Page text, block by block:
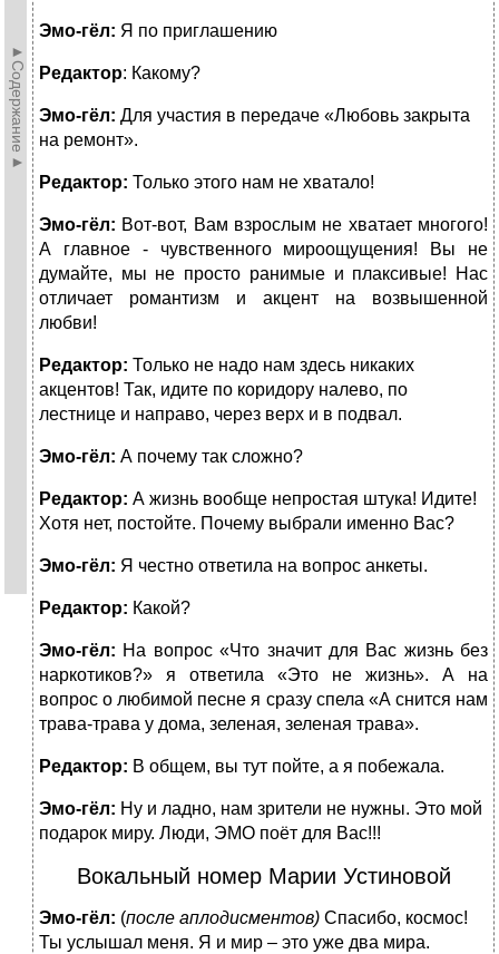
►Содержание►
Эмо-гёл: Я по приглашению
Редактор: Какому?
Эмо-гёл: Для участия в передаче «Любовь закрыта
на ремонт».
Редактор: Только этого нам не хватало!
Эмо-гёл: Вот-вот, Вам взрослым не хватает многого!
А главное - чувственного мироощущения! Вы не
думайте, мы не просто ранимые и плаксивые! Нас
отличает романтизм и акцент на возвышенной
любви!
Редактор: Только не надо нам здесь никаких
акцентов! Так, идите по коридору налево, по
лестнице и направо, через верх и в подвал.
Эмо-гёл: А почему так сложно?
Редактор: А жизнь вообще непростая штука! Идите!
Хотя нет, постойте. Почему выбрали именно Вас?
Эмо-гёл: Я честно ответила на вопрос анкеты.
Редактор: Какой?
Эмо-гёл: На вопрос «Что значит для Вас жизнь без
наркотиков?» я ответила «Это не жизнь». А на
вопрос о любимой песне я сразу спела «А снится нам
трава-трава у дома, зеленая, зеленая трава».
Редактор: В общем, вы тут пойте, а я побежала.
Эмо-гёл: Ну и ладно, нам зрители не нужны. Это мой
подарок миру. Люди, ЭМО поёт для Вас!!!
Вокальный номер Марии Устиновой
Эмо-гёл: (после аплодисментов) Спасибо, космос!
Ты услышал меня. Я и мир – это уже два мира.